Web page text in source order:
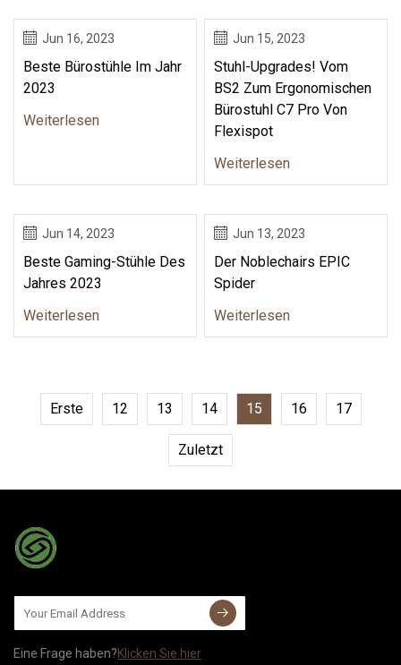
Jun 16, 2023
Beste Bürostühle Im Jahr
2023
Weiterlesen
Jun 15, 2023
Stuhl-Upgrades! Vom
BS2 Zum Ergonomischen
Bürostuhl C7 Pro Von
Flexispot
Weiterlesen
Jun 14, 2023
Beste Gaming-Stühle Des
Jahres 2023
Weiterlesen
Jun 13, 2023
Der Noblechairs EPIC
Spider
Weiterlesen
Erste 12 13 14 15 16 17
Zuletzt
Eine Frage haben?Klicken Sie hier